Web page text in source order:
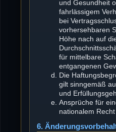
und Gesundheit
fahrlässigem
bei
vorhersehbaren
Höhe nach auf
für mittelbare
entgangenen
Die
gilt sinngemäß
und
Ansprüche für
nationalem
6.